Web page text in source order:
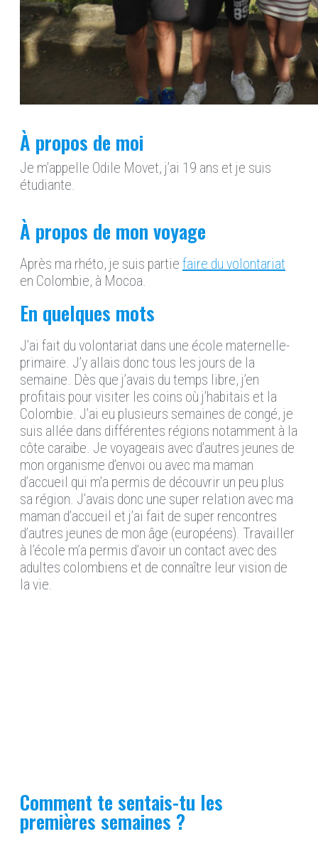
À propos de moi
Je m’appelle Odile Movet, j’ai 19 ans et je suis
étudiante.
À propos de mon voyage
Après ma rhéto, je suis partie faire du volontariat
en Colombie, à Mocoa.
En quelques mots
J’ai fait du volontariat dans une école maternelle-
primaire. J’y allais donc tous les jours de la
semaine. Dès que j’avais du temps libre, j’en
profitais pour visiter les coins où j’habitais et la
Colombie. J’ai eu plusieurs semaines de congé, je
suis allée dans différentes régions notamment à la
côte caraïbe. Je voyageais avec d’autres jeunes de
mon organisme d’envoi ou avec ma maman
d’accueil qui m’a permis de découvrir un peu plus
sa région. J’avais donc une super relation avec ma
maman d’accueil et j’ai fait de super rencontres
d’autres jeunes de mon âge (européens). Travailler
à l’école m’a permis d’avoir un contact avec des
adultes colombiens et de connaître leur vision de
la vie.
Comment te sentais-tu les
premières semaines ?